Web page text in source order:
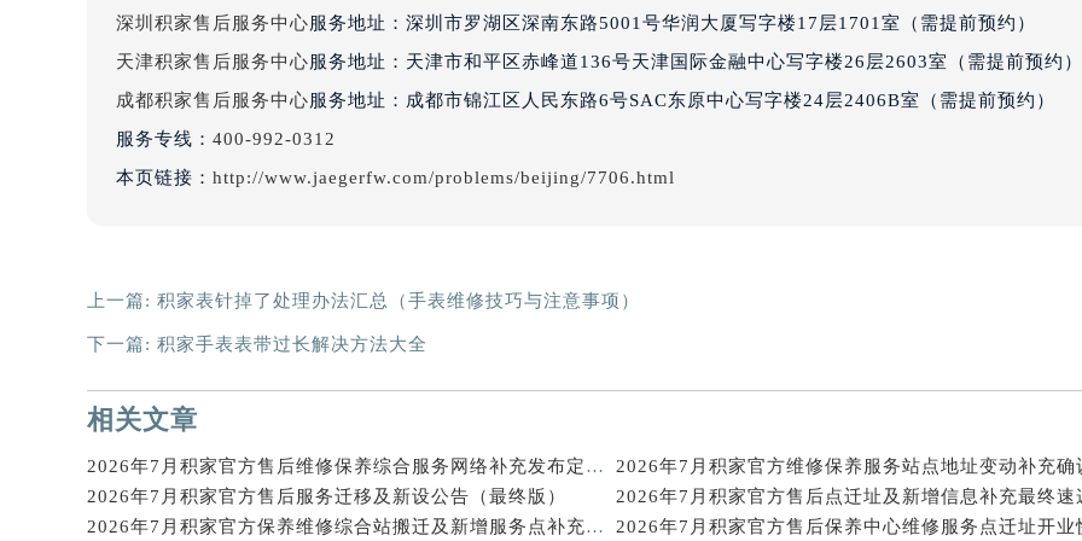
辽宁省沈阳市沈河区中街路137号亨得利名表维修授权店1楼积家售后服务中心（需提前预约）
辽宁省沈阳市沈河区中街路83号亨得利名表维修授权店1楼积家售后服务中心（需提前预约）
内蒙古自治区阿拉善盟市左旗土尔扈特大街积家售后服务中心（需提前预约）
内蒙古自治区赤峰市红山区哈达街积家售后服务中心（需提前预约）
内蒙古自治区呼伦贝尔市海拉尔区中央街积家售后服务中心（需提前预约）
内蒙古自治区通辽市科尔沁区明仁大街积家售后服务中心（需提前预约）
内蒙古自治区乌兰察布市集宁区恩和大街积家售后服务中心（需提前预约）
内蒙古自治区锡林郭勒盟市锡林浩特市光明街与额尔敦路交叉口积家售后服务中心（需提前预约）
内蒙古自治区兴安盟市乌兰浩特市兴安大街积家售后服务中心（需提前预约）
深圳积家售后服务中心服务地址：深圳市罗湖区深南东路5001号华润大厦写字楼17层1701室（需提前预约）
天津积家售后服务中心服务地址：天津市和平区赤峰道136号天津国际金融中心写字楼26层2603室（需提前预约）
成都积家售后服务中心服务地址：成都市锦江区人民东路6号SAC东原中心写字楼24层2406B室（需提前预约）
服务专线： 400-992-0312
本页链接： http://www.jaegerfw.com/problems/beijing/7706.html
上一篇: 积家表针掉了处理办法汇总（手表维修技巧与注意事项）
下一篇: 积家手表表带过长解决方法大全
相关文章
2026年7月积家官方售后维修保养综合服务网络补充发布定稿正式公开
2026年7月积家官方维修保养服务站点地址变动补充确
2026年7月积家官方售后服务迁移及新设公告（最终版）
2026年7月积家官方售后点迁址及新增信息补充最终速
2026年7月积家官方保养维修综合站搬迁及新增服务点补充确认说明